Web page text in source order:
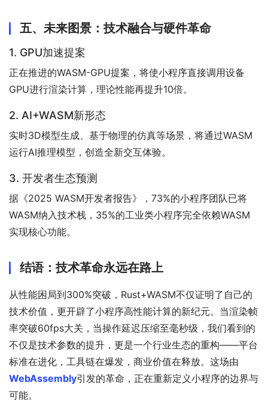
五、未来图景：技术融合与硬件革命
1. GPU加速提案
正在推进的WASM-GPU提案，将使小程序直接调用设备
GPU进行渲染计算，理论性能再提升10倍。
2. AI+WASM新形态
实时3D模型生成、基于物理的仿真等场景，将通过WASM
运行AI推理模型，创造全新交互体验。
3. 开发者生态预测
据《2025 WASM开发者报告》，73%的小程序团队已将
WASM纳入技术栈，35%的工业类小程序完全依赖WASM
实现核心功能。
结语：技术革命永远在路上
从性能困局到300%突破，Rust+WASM不仅证明了自己的
技术价值，更开辟了小程序高性能计算的新纪元。当渲染帧
率突破60fps大关，当操作延迟压缩至毫秒级，我们看到的
不仅是技术参数的提升，更是一个行业生态的重构——平台
标准在进化，工具链在爆发，商业价值在释放。这场由
WebAssembly引发的革命，正在重新定义小程序的边界与
可能。